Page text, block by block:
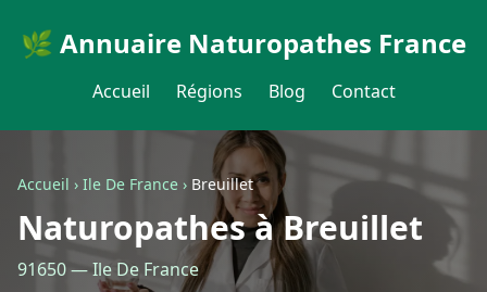
🌿 Annuaire Naturopathes France
Accueil Régions Blog Contact
Accueil › Ile De France › Breuillet
Naturopathes à Breuillet
91650 — Ile De France